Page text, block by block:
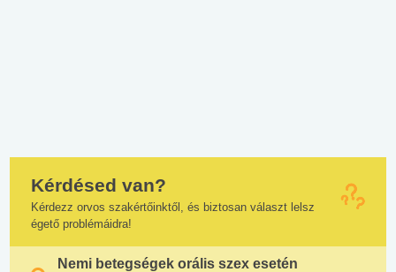
Kérdésed van?
Kérdezz orvos szakértőinktől, és biztosan választ lelsz
égető problémáidra!
Nemi betegségek orális szex esetén